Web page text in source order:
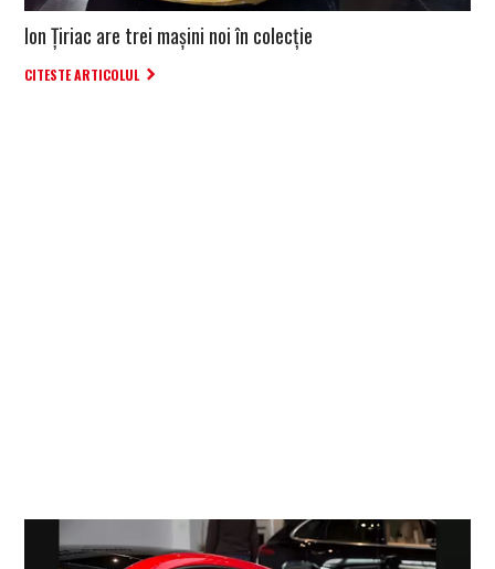
Ion Țiriac are trei mașini noi în colecție
CITESTE ARTICOLUL